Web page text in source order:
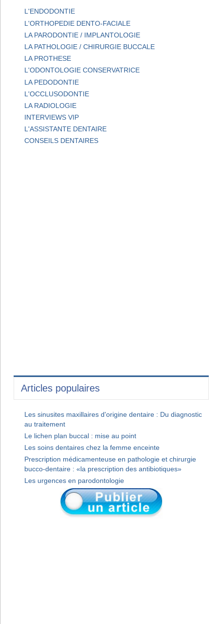
L'ENDODONTIE
L'ORTHOPEDIE DENTO-FACIALE
LA PARODONTIE / IMPLANTOLOGIE
LA PATHOLOGIE / CHIRURGIE BUCCALE
LA PROTHESE
L'ODONTOLOGIE CONSERVATRICE
LA PEDODONTIE
L'OCCLUSODONTIE
LA RADIOLOGIE
INTERVIEWS VIP
L'ASSISTANTE DENTAIRE
CONSEILS DENTAIRES
Articles populaires
Les sinusites maxillaires d'origine dentaire : Du diagnostic
au traitement
Le lichen plan buccal : mise au point
Les soins dentaires chez la femme enceinte
Prescription médicamenteuse en pathologie et chirurgie
bucco-dentaire : «la prescription des antibiotiques»
Les urgences en parodontologie